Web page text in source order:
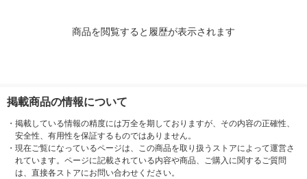
商品を閲覧すると履歴が表示されます
掲載商品の情報について
・ 掲載している情報の精度には万全を期しておりますが、その内容の正確性、
安全性、有用性を保証するものではありません。
・ 現在ご覧になっているページは、この商品を取り扱うストアによって運営さ
れています。ページに記載されている内容や商品、ご購入に関するご質問
は、直接各ストアにお問い合わせください。